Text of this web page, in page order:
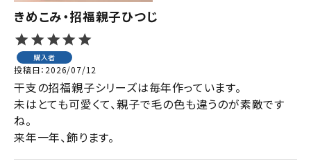
実店舗案内
デイサービス／
介護施設関係の方へ
最新のチラシはこちら
お問い合わせ
ACCOUNT MENU
きめこみ・招福親子ひつじ
購入者
投稿日 2026/07/12
干支の招福親子シリーズは毎年作っています。
未はとても可愛くて、親子で毛の色も違うのが素敵です
ね。
来年一年、飾ります。